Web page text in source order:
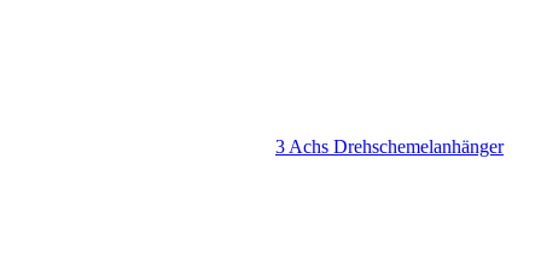
3 Achs Drehschemelanhänger